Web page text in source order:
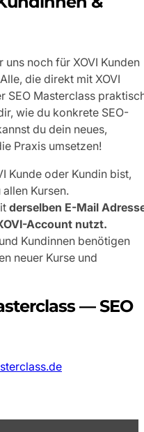
noch für XOVI Kunden
die direkt mit XOVI
SEO Masterclass
wie du konkrete SEO-
du dein neues,
Praxis umsetzen!
Kunde oder Kundin bist,
Kursen.
derselben E-Mail
Account nutzt.
Kundinnen benötigen
neuer Kurse und
— SEO